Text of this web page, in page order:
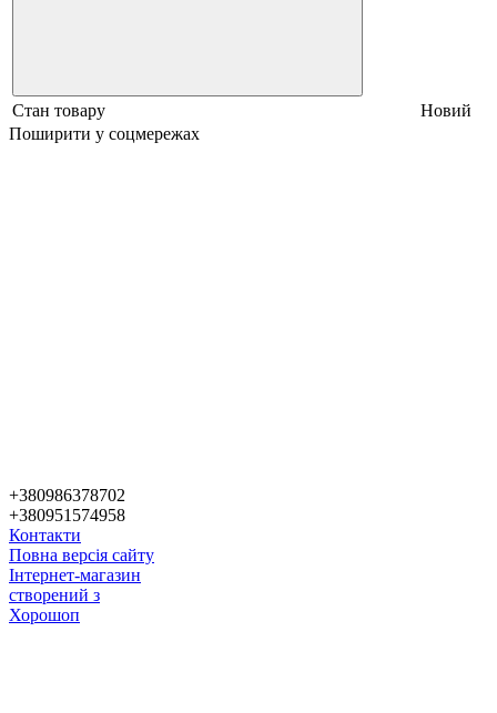
Стан товару
Новий
Поширити у соцмережах
+380986378702
+380951574958
Контакти
Повна версія сайту
Інтернет-магазин
створений з
Хорошоп